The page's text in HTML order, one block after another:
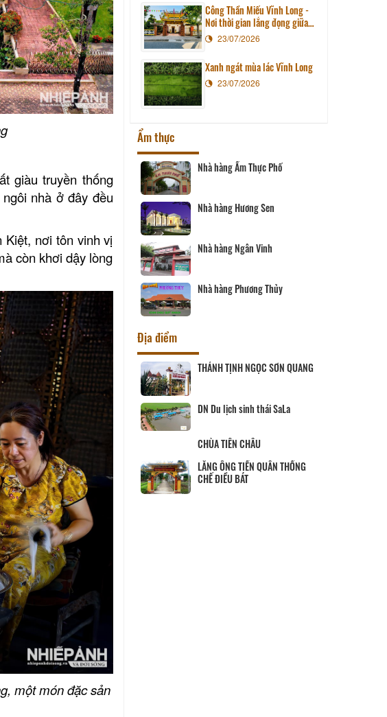
giàu truyền thống
nhà ở đây đều
nơi tôn vinh vị
còn khơi dậy lòng
một món đặc sản
Công Thần Miếu Vĩnh Long -
Nơi thời gian lắng đọng giữa
lòng phố thị
23/07/2026
Xanh ngát mùa lác Vĩnh Long
23/07/2026
Ẩm thực
Nhà hàng Hương Sen
Nhà hàng Ngân Vinh
Nhà hàng Phương Thủy
Tàu nhà hàng Sài Gòn - Vĩnh
Nhà hàng Song Thảo
Nhà hàng Thiên Tân
Nhà hàng Sáu Tú
Địa điểm
THÁNH TỊNH NGỌC SƠN QUANG
DN Du lịch sinh thái SaLa
CHÙA TIÊN CHÂU
LĂNG ÔNG TIỀN QUÂN THỐNG
CHẾ ĐIỀU BÁT
CHÙA PHƯỚC HẬU
Cơ sở sản xuất và kinh doanh
Út Trinh